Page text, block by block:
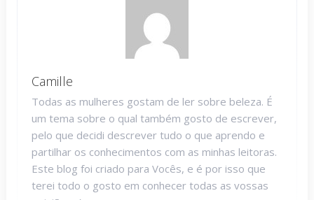
Camille
Todas as mulheres gostam de ler sobre beleza. É
um tema sobre o qual também gosto de escrever,
pelo que decidi descrever tudo o que aprendo e
partilhar os conhecimentos com as minhas leitoras.
Este blog foi criado para Vocês, e é por isso que
terei todo o gosto em conhecer todas as vossas